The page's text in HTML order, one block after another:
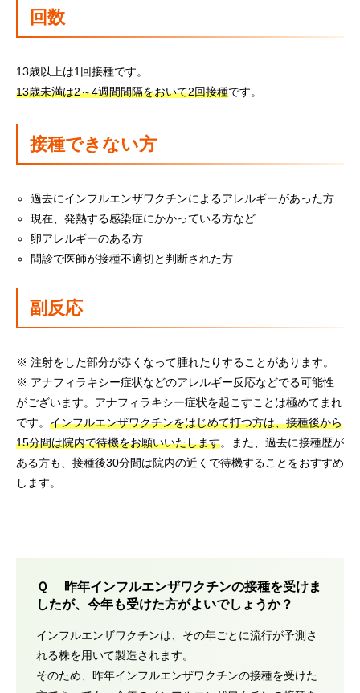
回数
13歳以上は1回接種です。
13歳未満は2～4週間間隔をおいて2回接種です。
接種できない方
過去にインフルエンザワクチンによるアレルギーがあった方
現在、発熱する感染症にかかっている方など
卵アレルギーのある方
問診で医師が接種不適切と判断された方
副反応
※ 注射をした部分が赤くなって腫れたりすることがあります。
※ アナフィラキシー症状などのアレルギー反応などでる可能性
がございます。アナフィラキシー症状を起こすことは極めてまれ
です。 インフルエンザワクチンをはじめて打つ方は、接種後から
15分間は院内で待機をお願いいたします。また、過去に接種歴が
ある方も、接種後30分間は院内の近くで待機することをおすすめ
します。
Ｑ 昨年インフルエンザワクチンの接種を受けま
したが、今年も受けた方がよいでしょうか？
インフルエンザワクチンは、その年ごとに流行が予測さ
れる株を用いて製造されます。
そのため、昨年インフルエンザワクチンの接種を受けた